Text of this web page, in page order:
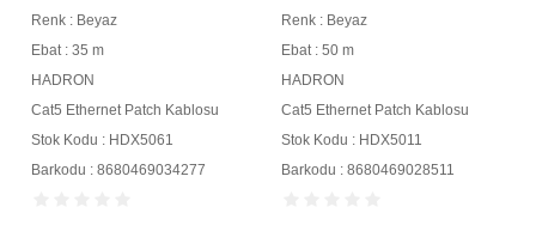
Renk : Beyaz
Ebat : 50 m
HADRON
Cat5 Ethernet Patch Kablosu
Stok Kodu : HDX5011
Barkodu : 8680469028511
Renk : Beyaz
Ebat : 1 m
HADRON
Cat5 Ethernet Patch Kablosu
Stok Kodu : HDX5040
Barkodu : 8680469031597